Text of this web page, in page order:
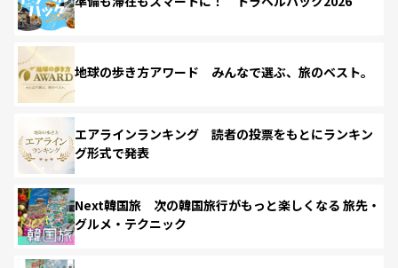
地球の歩き方アワード みんなで選ぶ、旅のベスト。
エアラインランキング 読者の投票をもとにランキン
グ形式で発表
Next韓国旅 次の韓国旅行がもっと楽しくなる 旅先・
グルメ・テクニック